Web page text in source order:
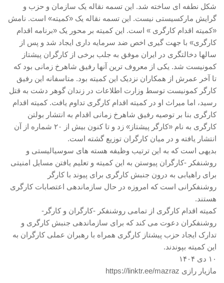
شکل نطفه ای ساخته شد. این تسمه نقاله یک سازمان و حزب و
گرایش مارکسیستی نیست. این تسمه نقاله یک «کمیته» است. نامش
«کمیته اقدام کارگری » است. این کمیته بر محور یک «برنامه اقدام
کارگری» با جهت گیری اخص ضد سرمایه داری ایجاد شد و پس از
سالها دخالتگری در ایران موفق به جلب برخی از کارگران پیشتاز
کمونیست شد. یکی از معروف ترین آنها رفیق شاهرخ زمانی بود که
تا آخر عمرش از همکاران نزدیک این کمیته بود. متاسفانه این رفیق
کارگر کمونیست توسط وزارت اطلاعات در زندان گوهر دشت به قتل
رسید، اما میراث او در کمیته اقدام کارگری تداوم یافت. کمیته اقدام
کارگری بنا بر توصیه رفیق شاهرخ زمانی اقدام به انتشار بولتن
کارگری به نام «کارگر پیشتاز» زد و تا کنون بیش از ۲۰ شماره از آن
انتشار یافته و در میان کارگران توزیع گشته است.
بدیهی است که به این ترتیب وظیفه هسته های سوسیالیستی و
روشنفکر -کارگران پیوستن به این کمیته و تعلیم یافتن مسایل امنیتی
برای راهیابی به درون جنبش کارگری برای پیوند با کارگر
روشنفکرانی است که امروزه در حال سازماندهی اعتصابات کارگری
هستند.
کمیته اقدام کارگری از تمامی روشنفکر -کارگران و کارگر-
روشنفکران دعوت می کند که برای سازماندهی جنبش کارگری و
تدارک ایجاد حزب پیشتاز کارگری همراه با رهبران عملی کارگران به
این کمیته بپوندند.
۱۰ دی ۱۴۰۴
مازیار رازی https://linktr.ee/mazraz